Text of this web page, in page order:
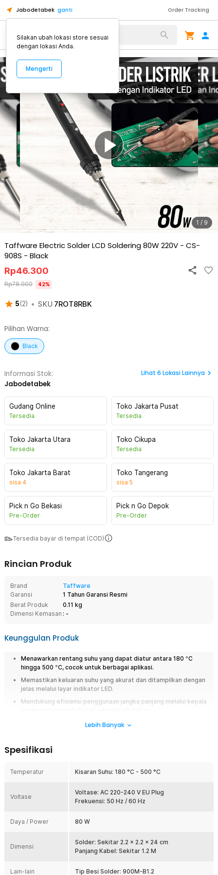
Jabodetabek ganti Order Tracking
Alat Kopi
1 / 9
Taffware Electric Solder LCD Soldering 80W 220V - CS-
908S - Black
5(2) • SKU 7ROT8RBK
Rp46.300
Rp78.900 42%
Pilihan Warna:
Black
Informasi Stok:
Jabodetabek
Lihat 6 Lokasi Lainnya
Gudang Online
Tersedia
Toko Jakarta Pusat
Tersedia
Toko Jakarta Utara
Tersedia
Toko Cikupa
Tersedia
Toko Jakarta Barat
sisa 4
Toko Tangerang
sisa 5
Pick n Go Bekasi
Pre-Order
Pick n Go Depok
Pre-Order
Tersedia bayar di tempat (COD)
Rincian Produk
Brand
Taffware
Garansi
1 Tahun Garansi Resmi
Berat Produk
0.11 kg
Dimensi Kemasan : -
Keunggulan Produk
Menawarkan rentang suhu yang dapat diatur antara 180 °C
hingga 500 °C, cocok untuk berbagai aplikasi.
Memastikan keluaran suhu yang akurat dan ditampilkan dengan
jelas melalui layar indikator LED.
Mendukung efisiensi penggunaan jangka panjang melalui kepala
elektronik, maka wajib untuk memiliki solder listrik. Terdapat layar
digunakan sehingga kita dapat mengetahui kapan alat solder akan siap
Rentang Suhu yang Tinggi
menghasilkan panas antara 180 ℃ hingga 500 °C. Dengan rentang
suhu yang tinggi, solder ini dapat Anda gunakan untuk melakukan
ini.
Lebih Banyak
Spesifikasi
Temperatur Kisaran Suhu: 180 °C - 500 °C
Voltase
Voltase: AC 220-240 V EU Plug
Frekuensi: 50 Hz / 60 Hz
Daya / Power 80 W
Dimensi
Solder: Sekitar 2.2 x 2.2 x 24 cm
Panjang Kabel: Sekitar 1.2 M
Lain-lain Tip Besi Solder: 900M-B1.2
Silakan ubah lokasi store sesuai
dengan lokasi Anda.
Mengerti